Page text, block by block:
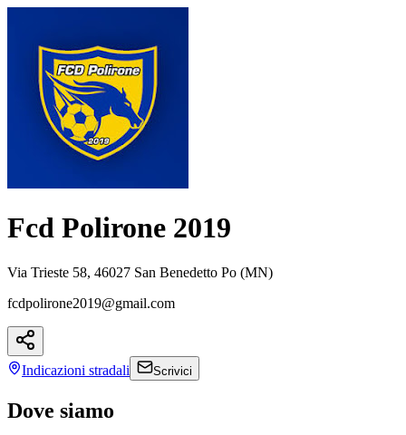
Fcd Polirone 2019
Via Trieste 58, 46027 San Benedetto Po (MN)
fcdpolirone2019@gmail.com
Indicazioni stradali Scrivici
Dove siamo